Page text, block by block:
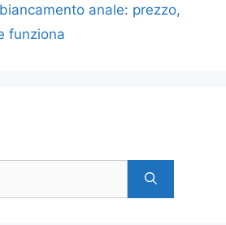
anale: prezzo,
funziona